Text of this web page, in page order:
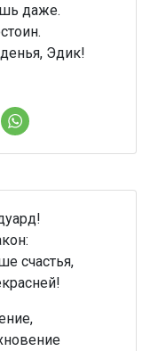
даже.
Эдик!
счастья,